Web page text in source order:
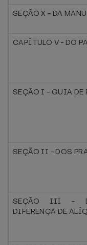
SEÇÃO X - DA
CAPÍTULO V - DO
SEÇÃO I - GUIA DE
SEÇÃO II - DOS
SEÇÃO III -
DIFERENÇA DE